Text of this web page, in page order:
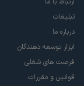
تبلیغات
درباره ما
ابزار توسعه دهندگان
فرصت های شغلی
قوانین و مقررات